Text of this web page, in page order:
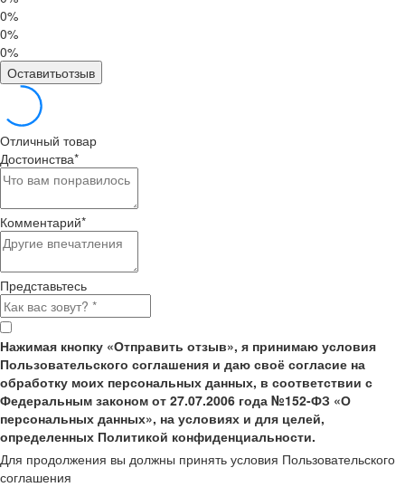
0%
0%
0%
Оставитьотзыв
Отличный товар
Достоинства*
Комментарий*
Представьтесь
Нажимая кнопку «Отправить отзыв», я принимаю условия
Пользовательского соглашения и даю своё согласие на
обработку моих персональных данных, в соответствии с
Федеральным законом от 27.07.2006 года №152-ФЗ «О
персональных данных», на условиях и для целей,
определенных Политикой конфиденциальности.
Для продолжения вы должны принять условия Пользовательского
соглашения